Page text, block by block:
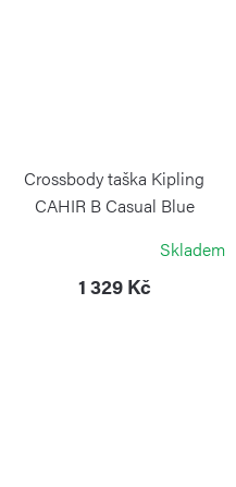
Crossbody taška Kipling
CAHIR B Casual Blue
Skladem
1 329 Kč